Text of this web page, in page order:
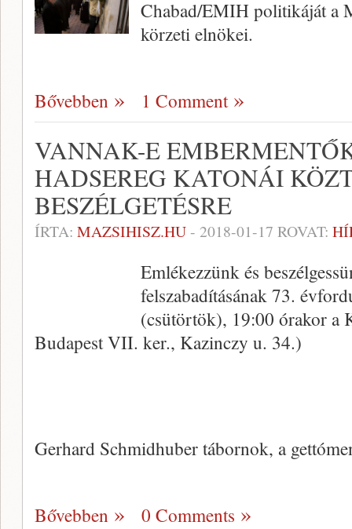
Chabad/EMIH politikáját a
körzeti elnökei.
Bővebben 1 Comment
VANNAK-E
HADSEREG KATONÁI
BESZÉLGETÉSRE
ÍRTA: MAZSIHISZ.HU- 2018-01-17 ROVAT:
Emlékezzünk és
felszabadításának 73.
(csütörtök), 19:00 órakor a
Budapest VII. ker., Kazinczy u. 34.)
Gerhard Schmidhuber tábornok, a
Bővebben 0 Comments